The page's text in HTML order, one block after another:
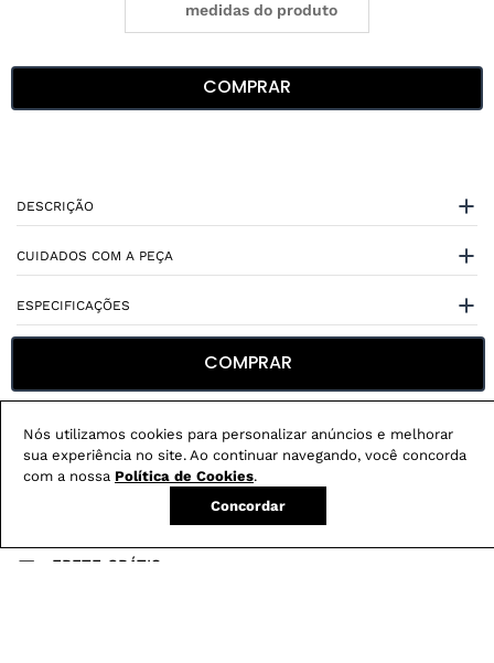
Nós utilizamos cookies para personalizar anúncios e melhorar
sua experiência no site. Ao continuar navegando, você concorda
com a nossa Política de Cookies.
Concordar
medidas do produto
COMPRAR
DESCRIÇÃO
CUIDADOS COM A PEÇA
ESPECIFICAÇÕES
Não sei meu CEP
benefícios:
FRETE GRÁTIS
COMPRAR